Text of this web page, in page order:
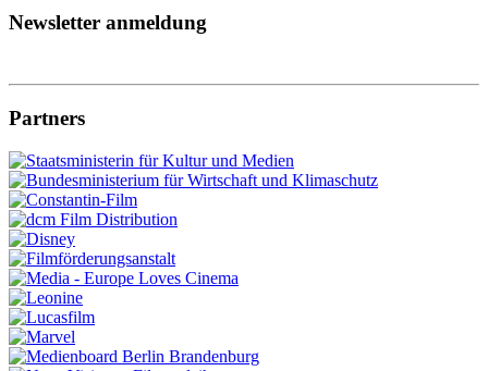
Newsletter anmeldung
Partners